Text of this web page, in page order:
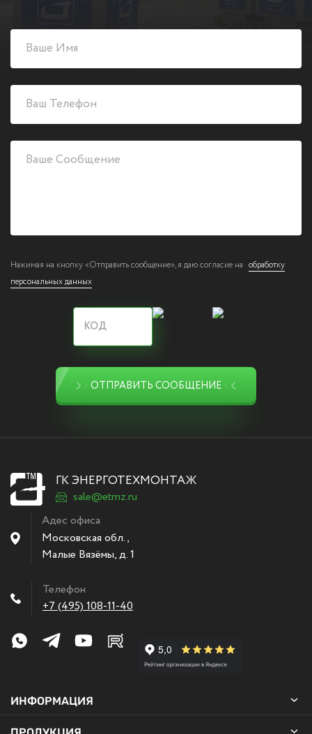
Нажимая на кнопку «Отправить сообщение», я даю согласие на обработку
персональных данных
ОТПРАВИТЬ СООБЩЕНИЕ
ГК ЭНЕРГОТЕХМОНТАЖ
sale@etmz.ru
Адес офиса
Московская обл.,
Малые Вязёмы,д. 1
Телефон
+7 (495) 108-11-40
ИНФОРМАЦИЯ